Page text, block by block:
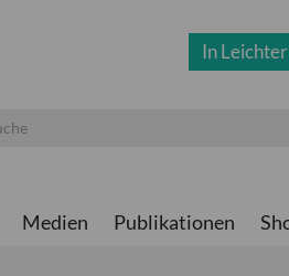
In
Medien Publikationen